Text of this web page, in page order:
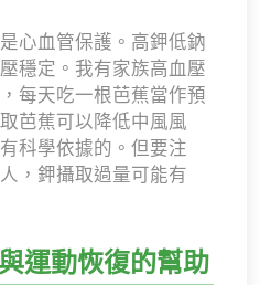
心血管保護。高鉀低鈉
穩定。我有家族高血壓
每天吃一根芭蕉當作預
芭蕉可以降低中風風
科學依據的。但要注
，鉀攝取過量可能有
運動恢復的幫助